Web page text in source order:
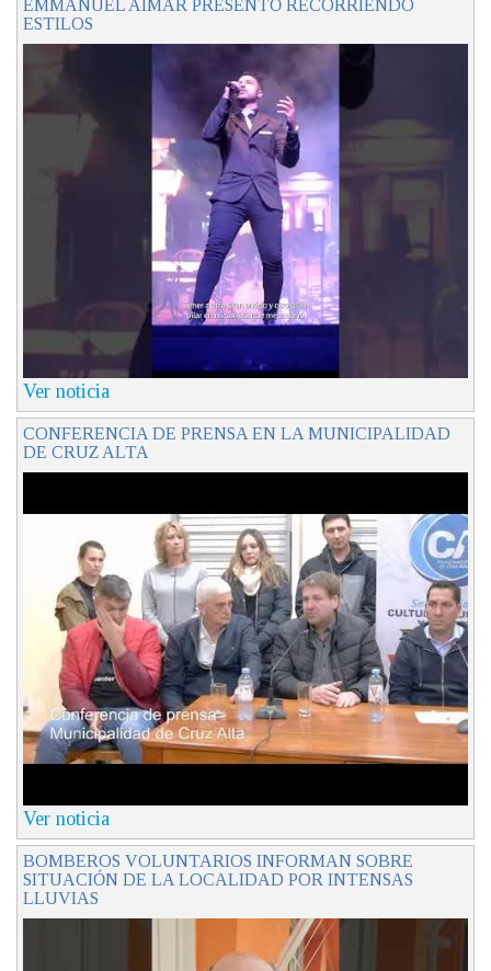
EMMANUEL AIMAR PRESENTÓ RECORRIENDO
ESTILOS
Ver noticia
CONFERENCIA DE PRENSA EN LA MUNICIPALIDAD
DE CRUZ ALTA
Ver noticia
BOMBEROS VOLUNTARIOS INFORMAN SOBRE
SITUACIÓN DE LA LOCALIDAD POR INTENSAS
LLUVIAS